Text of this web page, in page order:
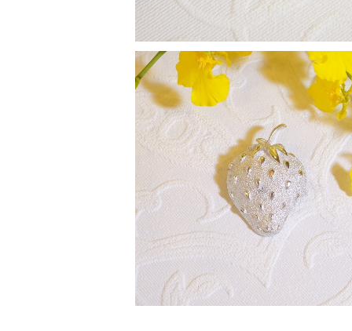
"Sarah Coventry [サラ コヴェントリ
968年製『Strawberry Ice』イチゴモチ
ヴィンテージブローチ [BV-216]
¥4,900
SOLD OUT